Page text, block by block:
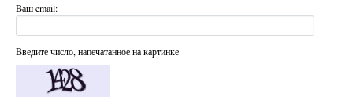
Ваш email:
Введите число, напечатанное на картинке